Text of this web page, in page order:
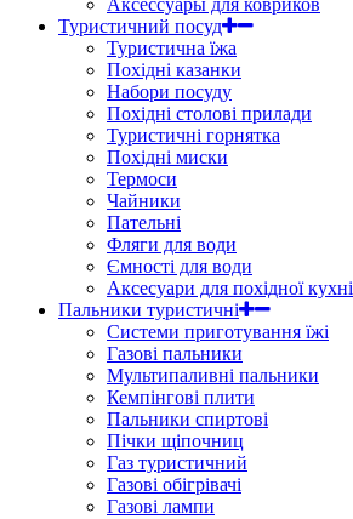
Аксессуары для ковриков
Туристичний посуд
Туристична їжа
Похідні казанки
Набори посуду
Похідні столові прилади
Туристичні горнятка
Похідні миски
Термоси
Чайники
Пательні
Фляги для води
Ємності для води
Аксесуари для похідної кухні
Пальники туристичні
Системи приготування їжі
Газові пальники
Мультипаливні пальники
Кемпінгові плити
Пальники спиртові
Пічки щіпочниц
Газ туристичний
Газові обігрівачі
Газові лампи